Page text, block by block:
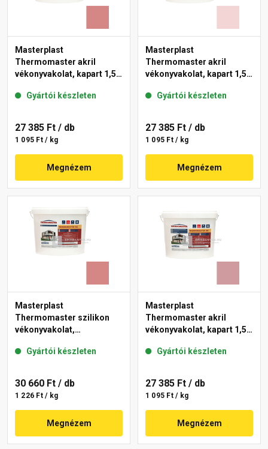
Masterplast
Thermomaster akril
vékonyvakolat, kapart 1,5
Gyártói készleten
27 385 Ft / db
1 095 Ft / kg
Megnézem
Masterplast
Thermomaster akril
vékonyvakolat, kapart 1,5
Gyártói készleten
27 385 Ft / db
1 095 Ft / kg
Megnézem
Masterplast
Thermomaster szilikon
vékonyvakolat,
21-D 25 kg
Gyártói készleten
30 660 Ft / db
1 226 Ft / kg
Megnézem
Masterplast
Thermomaster akril
vékonyvakolat, kapart 1,5
Gyártói készleten
27 385 Ft / db
1 095 Ft / kg
Megnézem